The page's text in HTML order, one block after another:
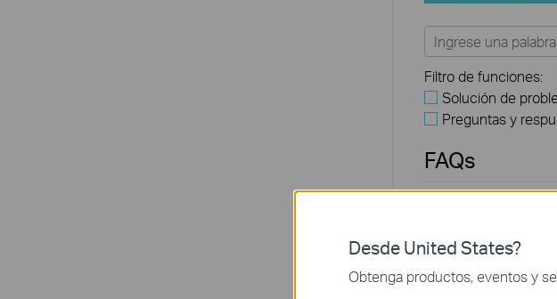
Filtro de funciones:
Solución de
Preguntas y
FAQs
How to Test the
Desde United States?
Obtenga productos, eventos y